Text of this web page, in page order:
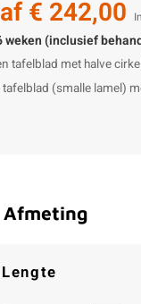
€ 242,00
weken (inclusief
tafelblad met halve
(smalle lamel)
Afmeting
Lengte